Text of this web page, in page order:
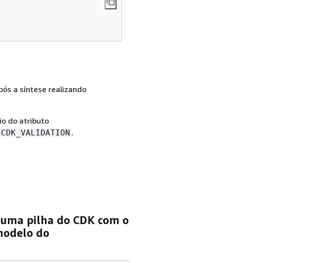
a síntese realizando
do atributo
CDK_VALIDATION .
pilha do CDK com o
do